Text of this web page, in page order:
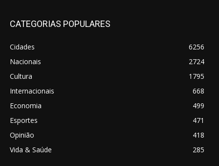
CATEGORIAS POPULARES
Cidades
6256
Nacionais
2724
Cultura
1795
Internacionais
668
Economia
499
Esportes
471
Opinião
418
Vida & Saúde
285